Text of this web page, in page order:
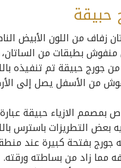
زفاف من اللون الأبيض
بطبقات من
جورج حبيقة تم تنفيذه
الأسفل يصل إلى
بمصمم الازياء
بعض التطريزات باسترس
بفتحة كبيرة عند
مما زاد من بساطته ورقته.